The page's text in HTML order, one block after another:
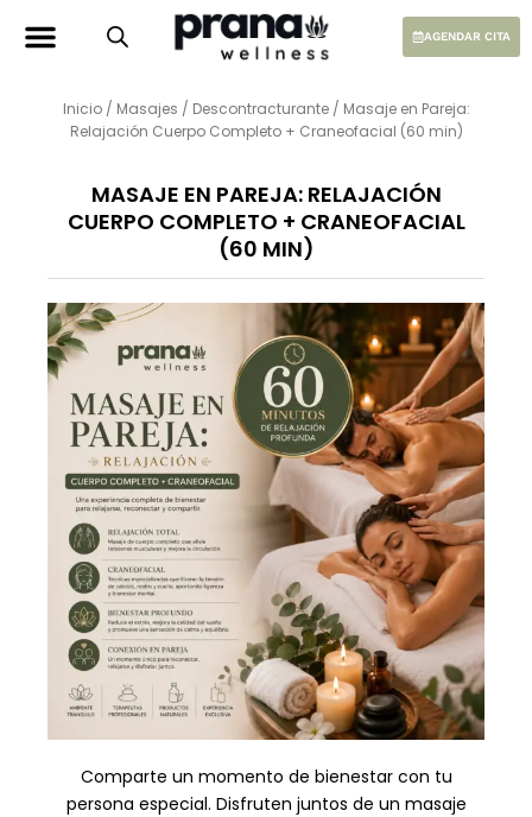
AGENDAR CITA
Inicio/ Masajes / Descontracturante/ Masaje en Pareja:
Relajación Cuerpo Completo + Craneofacial (60 min)
MASAJE EN PAREJA: RELAJACIÓN
CUERPO COMPLETO + CRANEOFACIAL
(60 MIN)
Comparte un momento de bienestar con tu
persona especial. Disfruten juntos de un masaje